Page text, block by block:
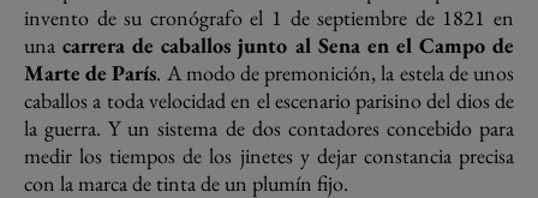
invento de su cronógrafo el 1 de septiembre de 1821 en
unacarrera de caballos junto al Sena en el Campo de
Marte de París. A modo de premonición, la estela de unos
caballos a toda velocidad en el escenario parisino del dios de
la guerra. Y un sistema de dos contadores concebido para
medir los tiempos de los jinetes y dejar constancia precisa
con la marca de tinta de un plumín fijo.